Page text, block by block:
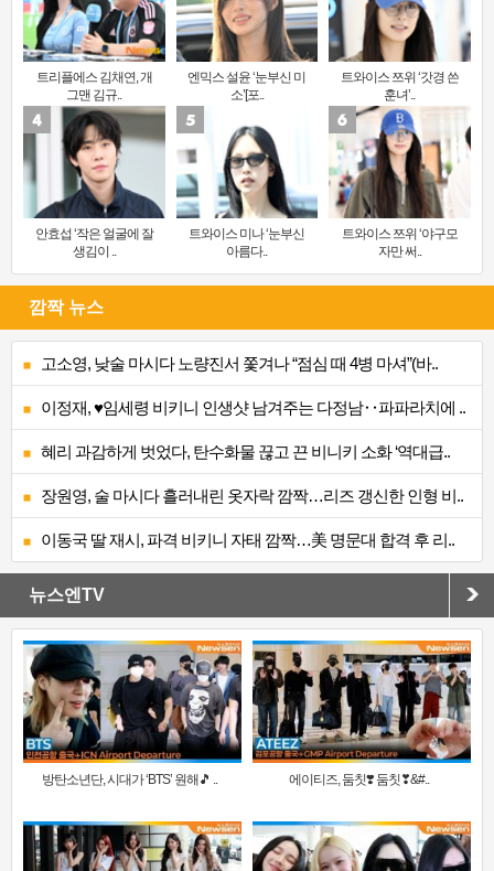
트리플에스 김채연, 개
그맨 김규..
엔믹스 설윤 ‘눈부신 미
소’[포..
트와이스 쯔위 ‘갓경 쓴
훈녀’..
안효섭 ‘작은 얼굴에 잘
생김이 ..
트와이스 미나 ‘눈부신
아름다..
트와이스 쯔위 ‘야구모
자만 써..
깜짝 뉴스
고소영, 낮술 마시다 노량진서 쫓겨나 “점심 때 4병 마셔”(바..
이정재, ♥임세령 비키니 인생샷 남겨주는 다정남‥파파라치에 ..
혜리 과감하게 벗었다, 탄수화물 끊고 끈 비니키 소화 ‘역대급..
장원영, 술 마시다 흘러내린 옷자락 깜짝…리즈 갱신한 인형 비..
이동국 딸 재시, 파격 비키니 자태 깜짝…美 명문대 합격 후 리..
뉴스엔TV
방탄소년단, 시대가 ‘BTS’ 원해🎵 .. 에이티즈, 둠칫❣️ 둠칫❣&#..